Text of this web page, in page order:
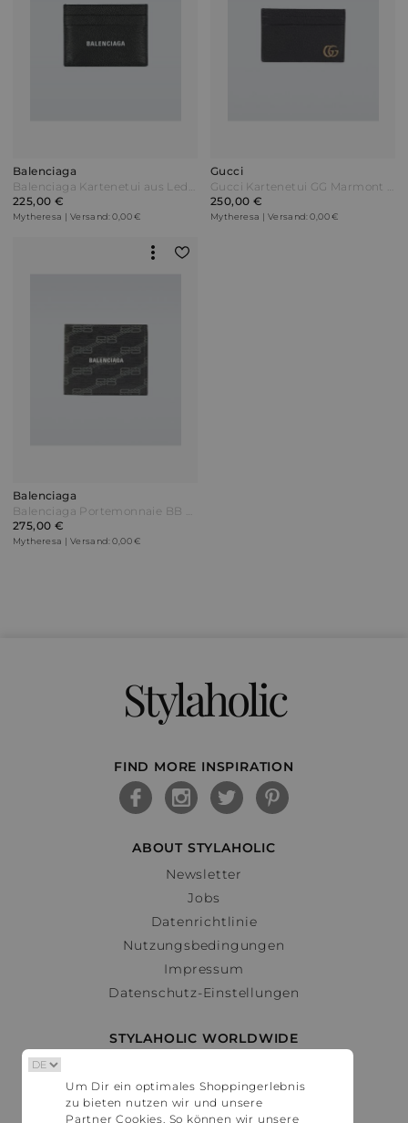
Balenciaga
Balenciaga Kartenetui aus Leder Schwarz
225,00 €
Mytheresa | Versand: 0,00 €
Gucci
Gucci Kartenetui GG Marmont aus Leder Schwarz
250,00 €
Mytheresa | Versand: 0,00 €
Balenciaga
Balenciaga Portemonnaie BB aus Leder Schwarz
275,00 €
Mytheresa | Versand: 0,00 €
Stylaholic
FIND MORE INSPIRATION
ABOUT STYLAHOLIC
Newsletter
Jobs
Datenrichtlinie
Nutzungsbedingungen
Impressum
Datenschutz-Einstellungen
STYLAHOLIC WORLDWIDE
Österreich
Schweiz
Um Dir ein optimales Shoppingerlebnis
zu bieten nutzen wir und unsere
Partner Cookies. So können wir unsere